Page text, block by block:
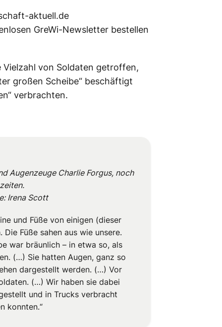
aktuell.de
GreWi-Newsletter bestellen
Vielzahl von Soldaten getroffen,
großen Scheibe“ beschäftigt
verbrachten.
Augenzeuge Charlie Forgus, noch
Irena Scott
und Füße von einigen (dieser
Die Füße sahen aus wie unsere.
war bräunlich – in etwa so, als
(…) Sie hatten Augen, ganz so
dargestellt werden. (…) Vor
(…) Wir haben sie dabei
und in Trucks verbracht
konnten.“